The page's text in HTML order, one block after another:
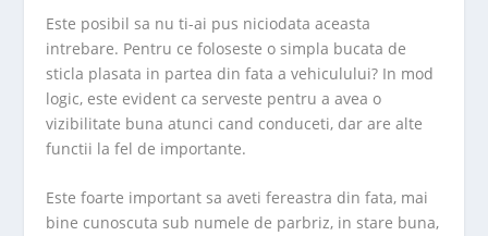
Este posibil sa nu ti-ai pus niciodata aceasta
intrebare. Pentru ce foloseste o simpla bucata de
sticla plasata in partea din fata a vehiculului? In mod
logic, este evident ca serveste pentru a avea o
vizibilitate buna atunci cand conduceti, dar are alte
functii la fel de importante.
Este foarte important sa aveti fereastra din fata, mai
bine cunoscuta sub numele de parbriz, in stare buna,